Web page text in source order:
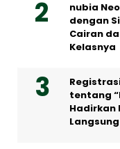
nubia
dengan
Cairan
Kelasnya
tentang
Hadirkan
Langsung